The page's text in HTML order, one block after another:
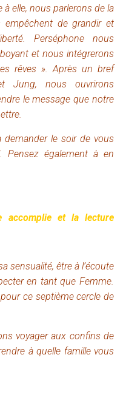
elle, nous parlerons de la
empêchent de grandir et
Perséphone nous
et nous intégrerons
rêves ». Après un bref
Jung, nous ouvrirons
le message que notre
demander le soir de vous
Pensez également à en
accomplie et la lecture
sensualité, être à l’écoute
en tant que Femme.
ce septième cercle de
voyager aux confins de
à quelle famille vous